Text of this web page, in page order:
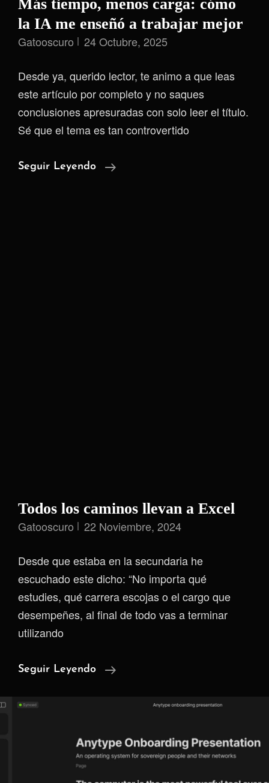
Más tiempo, menos carga: cómo
la IA me enseñó a trabajar mejor
Gatooscuro 24 Octubre, 2025
Desde ya, querido lector, te animo a que leas
este artículo por completo y no saques
conclusiones apresuradas con solo leer el título.
Sé que el tema es tan controvertido
Seguir Leyendo
Más
Todos los caminos llevan a Excel
Gatooscuro 22 Noviembre, 2024
Desde que estaba en la secundaria he
escuchado este dicho: “No importa qué
estudies, qué carrera escojas o el cargo que
desempeñes, al final de todo vas a terminar
utilizando
Seguir Leyendo
Todos
Caminos
A
Excel